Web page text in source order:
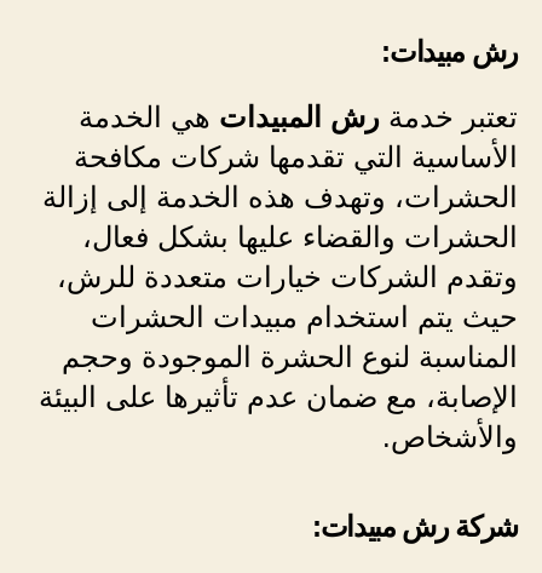
رش مبيدات:
تعتبر خدمة رش المبيدات هي الخدمة
الأساسية التي تقدمها شركات مكافحة
الحشرات، وتهدف هذه الخدمة إلى إزالة
الحشرات والقضاء عليها بشكل فعال،
وتقدم الشركات خيارات متعددة للرش،
حيث يتم استخدام مبيدات الحشرات
المناسبة لنوع الحشرة الموجودة وحجم
الإصابة، مع ضمان عدم تأثيرها على البيئة
والأشخاص.
شركة رش مبيدات: